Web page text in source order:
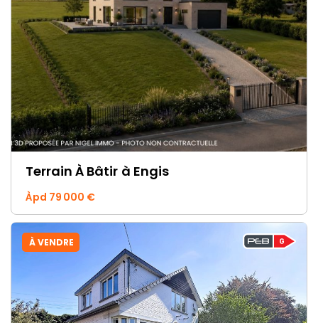
Terrain À Bâtir à Engis
Àpd 79 000 €
À VENDRE